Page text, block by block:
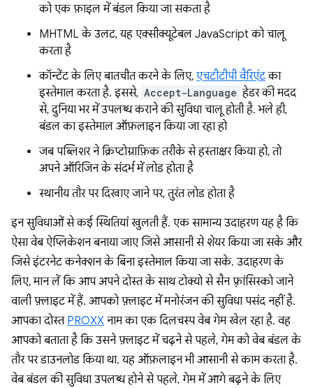
को एक फ़ाइल में बंडल किया जा सकता है
MHTML के उलट, यह एक्सीक्यूटेबल JavaScript को चालू
करता है
कॉन्टेंट के लिए बातचीत करने के लिए, एचटीटीपी वैरिएंटका
इस्तेमाल करता है. इससे, Accept-Language हेडर की मदद
से, दुनिया भर में उपलब्ध कराने की सुविधा चालू होती है. भले ही,
बंडल का इस्तेमाल ऑफ़लाइन किया जा रहा हो
जब पब्लिशर ने क्रिप्टोग्राफ़िक तरीके से हस्ताक्षर किया हो, तो
अपने ऑरिजिन के संदर्भ में लोड होता है
स्थानीय तौर पर दिखाए जाने पर, तुरंत लोड होता है
इन सुविधाओं से कई स्थितियां खुलती हैं. एक सामान्य उदाहरण यह है कि
ऐसा वेब ऐप्लिकेशन बनाया जाए जिसे आसानी से शेयर किया जा सके और
जिसे इंटरनेट कनेक्शन के बिना इस्तेमाल किया जा सके. उदाहरण के
लिए, मान लें कि आप अपने दोस्त के साथ टोक्यो से सैन फ़्रांसिस्को जाने
वाली फ़्लाइट में हैं. आपको फ़्लाइट में मनोरंजन की सुविधा पसंद नहीं है.
आपका दोस्त PROXX नाम का एक दिलचस्प वेब गेम खेल रहा है. वह
आपको बताता है कि उसने फ़्लाइट में चढ़ने से पहले, गेम को वेब बंडल के
तौर पर डाउनलोड किया था. यह ऑफ़लाइन भी आसानी से काम करता है.
वेब बंडल की सुविधा उपलब्ध होने से पहले, गेम में आगे बढ़ने के लिए